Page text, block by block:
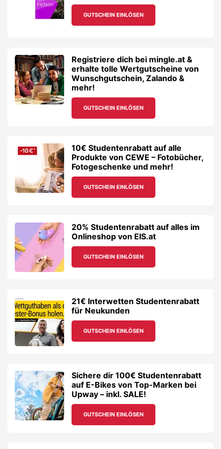
GUTSCHEIN EINLÖSEN
Registriere dich bei mingle.at &
erhalte tolle Wertgutscheine von
Wunschgutschein, Zalando &
mehr!
GUTSCHEIN EINLÖSEN
10€ Studentenrabatt auf alle
Produkte von CEWE – Fotobücher,
Fotogeschenke und mehr!
GUTSCHEIN EINLÖSEN
20% Studentenrabatt auf alles im
Onlineshop von EIS.at
GUTSCHEIN EINLÖSEN
21€ Interwetten Studentenrabatt
für Neukunden
GUTSCHEIN EINLÖSEN
Sichere dir 100€ Studentenrabatt
auf E-Bikes von Top-Marken bei
Upway – inkl. SALE!
GUTSCHEIN EINLÖSEN